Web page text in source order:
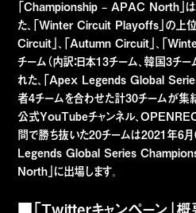
「Championship – APAC North」
た、「Winter Circuit Playoffs」の上
Circuit」、「Autumn Circuit」、「
チーム（内訳：日本13チーム、韓国3
れた、「Apex Legends Global
者4チームを合わせた計30チームが集
公式YouTubeチャンネル、
間で勝ち抜いた20チームは2021年6月
Legends Global Series
North」に出場します。
■「Twitterキャンペーン」概